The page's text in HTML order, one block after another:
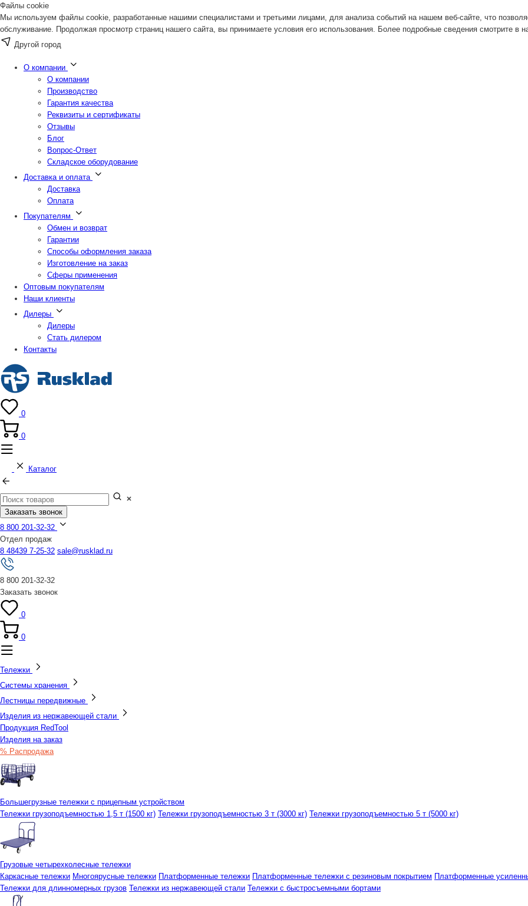
Файлы cookie
Мы используем файлы cookie, разработанные нашими специалистами и третьими лицами, для анализа событий на нашем веб-сайте, что
обслуживание. Продолжая просмотр страниц нашего сайта, вы принимаете условия его использования. Более подробные сведения смотрите в
Другой город
О компании
О компании
Производство
Гарантия качества
Реквизиты и сертификаты
Отзывы
Блог
Вопрос-Ответ
Складское оборудование
Доставка и оплата
Доставка
Оплата
Покупателям
Обмен и возврат
Гарантии
Способы оформления заказа
Изготовление на заказ
Сферы применения
Оптовым покупателям
Наши клиенты
Дилеры
Дилеры
Стать дилером
Контакты
0
0
Каталог
Заказать звонок
8 800 201-32-32
Отдел продаж
8 48439 7-25-32 sale@rusklad.ru
8 800 201-32-32
Заказать звонок
0
0
Тележки
Системы хранения
Лестницы передвижные
Изделия из нержавеющей стали
Продукция RedTool
Изделия на заказ
% Распродажа
Большегрузные тележки с прицепным устройством
Тележки грузоподъемностью 1,5 т (1500 кг) Тележки грузоподъемностью 3 т (3000 кг) Тележки грузоподъемностью 5 т (5000 кг)
Грузовые четырехколесные тележки
Каркасные тележки Многоярусные тележки Платформенные тележки Платформенные тележки с резиновым покрытием Платформенные
Тележки для длинномерных грузов Тележки из нержавеющей стали Тележки с быстросъемными бортами